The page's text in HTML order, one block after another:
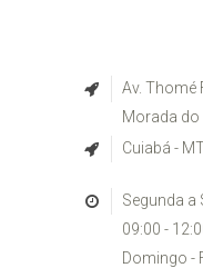
Av. Thomé
Morada do
Cuiabá -
Segunda a
09:00 -
Domingo -